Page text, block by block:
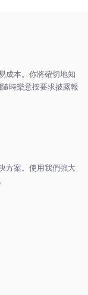
成本。你將確切地知
時樂意按要求披露報
方案。使用我們強大